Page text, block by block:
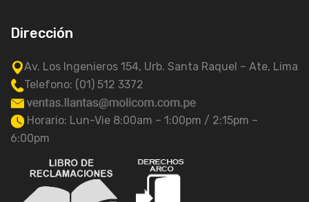
Dirección
Av. Los Ingenieros 154, Urb. Santa Raquel – Ate, Lima
Telefono: (01) 512 3372
Horario: Lun-Vie 8:00am – 1:00pm / 2:15pm –
6:00pm